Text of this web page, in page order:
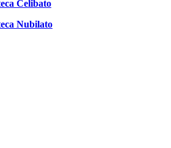
Celibato
Nubilato